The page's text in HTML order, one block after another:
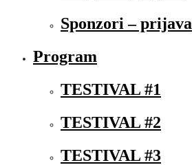
Sponzori – prijava
Program
TESTIVAL #1
TESTIVAL #2
TESTIVAL #3